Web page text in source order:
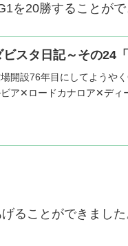
を20勝することがで
ビスタ日記～その24
開設76年目にしてようや
ビア✕ロードカナロア✕ディ
ることができました